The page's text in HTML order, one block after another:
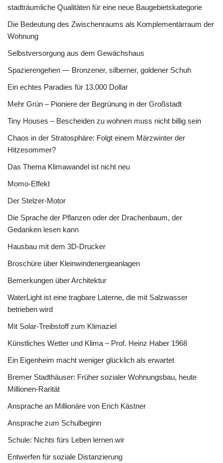
stadträumliche Qualitäten für eine neue Baugebietskategorie
Die Bedeutung des Zwischenraums als Komplementärraum der
Wohnung
Selbstversorgung aus dem Gewächshaus
Spazierengehen — Bronzener, silberner, goldener Schuh
Ein echtes Paradies für 13.000 Dollar
Mehr Grün – Pioniere der Begrünung in der Großstadt
Tiny Houses – Bescheiden zu wohnen muss nicht billig sein
Chaos in der Stratosphäre: Folgt einem Märzwinter der
Hitzesommer?
Das Thema Klimawandel ist nicht neu
Momo-Effekt
Der Stelzer-Motor
Die Sprache der Pflanzen oder der Drachenbaum, der
Gedanken lesen kann
Hausbau mit dem 3D-Drucker
Broschüre über Kleinwindenergieanlagen
Bemerkungen über Architektur
WaterLight ist eine tragbare Laterne, die mit Salzwasser
betrieben wird
Mit Solar-Treibstoff zum Klimaziel
Künstliches Wetter und Klima – Prof. Heinz Haber 1968
Ein Eigenheim macht weniger glücklich als erwartet
Bremer Stadthäuser: Früher sozialer Wohnungsbau, heute
Millionen-Rarität
Ansprache an Millionäre von Erich Kästner
Ansprache zum Schulbeginn
Schule: Nichts fürs Leben lernen wir
Entwerfen für soziale Distanzierung